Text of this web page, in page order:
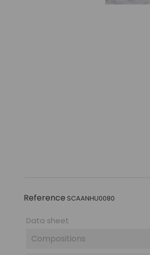
Reference SCAANHU0080
Data sheet
Compositions